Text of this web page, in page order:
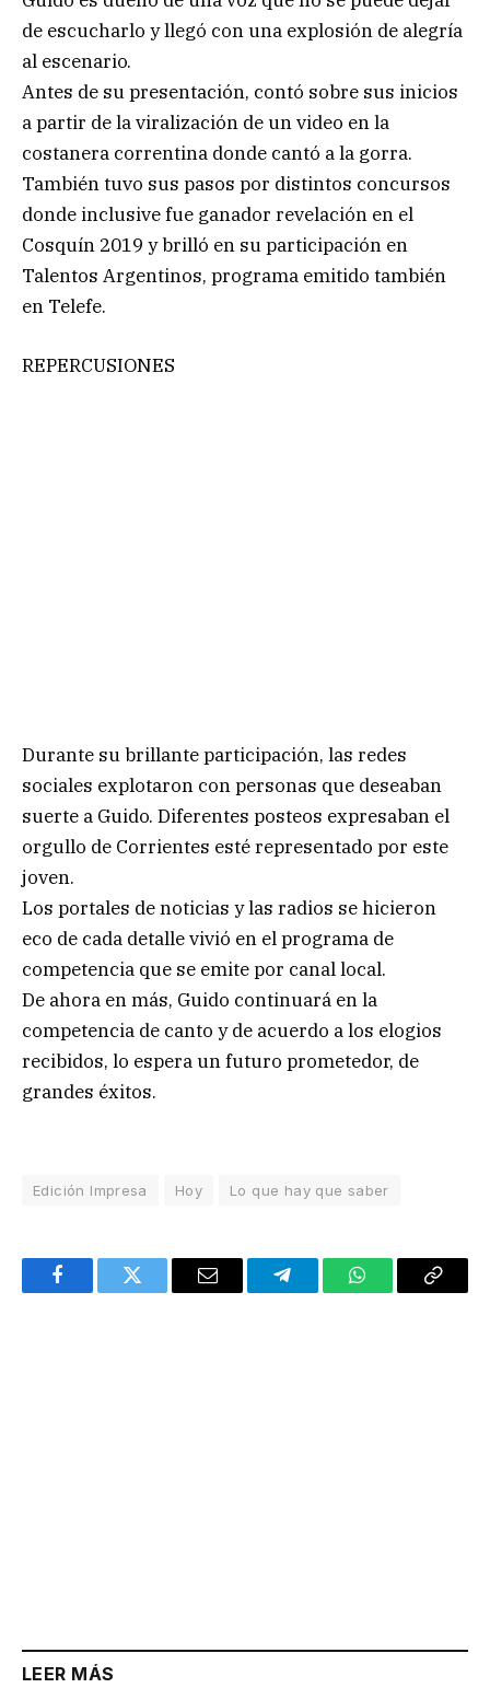
de escucharlo y llegó con una explosión de alegría
al escenario.
Antes de su presentación, contó sobre sus inicios
a partir de la viralización de un video en la
costanera correntina donde cantó a la gorra.
También tuvo sus pasos por distintos concursos
donde inclusive fue ganador revelación en el
Cosquín 2019 y brilló en su participación en
Talentos Argentinos, programa emitido también
en Telefe.
REPERCUSIONES
Durante su brillante participación, las redes
sociales explotaron con personas que deseaban
suerte a Guido. Diferentes posteos expresaban el
orgullo de Corrientes esté representado por este
joven.
Los portales de noticias y las radios se hicieron
eco de cada detalle vivió en el programa de
competencia que se emite por canal local.
De ahora en más, Guido continuará en la
competencia de canto y de acuerdo a los elogios
recibidos, lo espera un futuro prometedor, de
grandes éxitos.
Edición Impresa Hoy Lo que hay que saber
FacebookTwitter Email TelegramWhatsAppCopy
LEER MÁS